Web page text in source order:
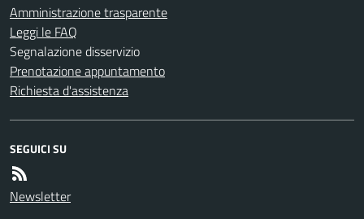
Amministrazione trasparente
Leggi le FAQ
Segnalazione disservizio
Prenotazione appuntamento
Richiesta d'assistenza
SEGUICI SU
Newsletter